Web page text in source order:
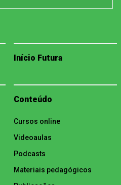
Início Futura
Conteúdo
Cursos online
Videoaulas
Podcasts
Materiais pedagógicos